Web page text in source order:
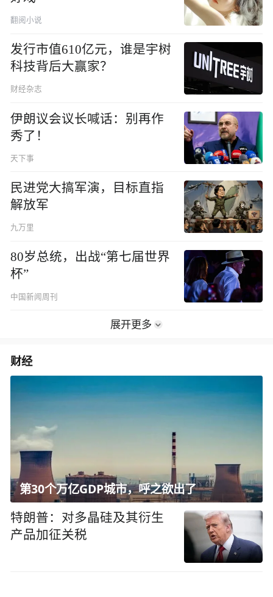
翻阅小说
发行市值610亿元，谁是宇树
科技背后大赢家？
财经杂志
伊朗议会议长喊话：别再作
秀了！
天下事
民进党大搞军演，目标直指
解放军
九万里
80岁总统，出战“第七届世界
杯”
中国新闻周刊
展开更多
财经
第30个万亿GDP城市，呼之欲出了
特朗普：对多晶硅及其衍生
产品加征关税